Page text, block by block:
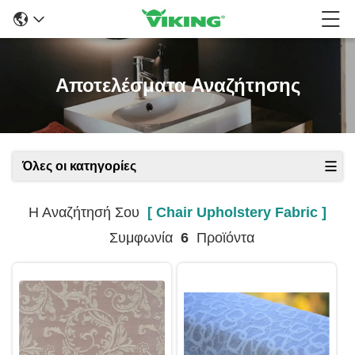
Αποτελέσματα Αναζήτησης
Όλες οι κατηγορίες
Η Αναζήτησή Σου [ Chair Upholstery Fabric ]
Συμφωνία 6Προϊόντα